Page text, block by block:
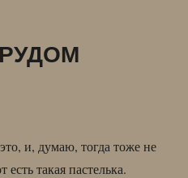
и, думаю, тогда тоже не
такая пастелька.